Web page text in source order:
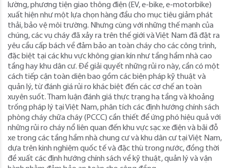
lường, phương tiện giao thông điện (EV, e-bike, e-motorbike)
xuất hiện như một lựa chọn hàng đầu cho mục tiêu giảm phát
thải, bảo vệ môi trường. Nhưng cùng với những thế mạnh của
chúng, các vụ cháy đã xảy ra trên thế giới và Việt Nam đã đặt ra
yêu cầu cấp bách về đảm bảo an toàn cháy cho các công trình,
đặc biệt tại các khu vực không gian kín như tầng hầm nhà cao
tầng hay khu dân cư. Để giải quyết những rủi ro này, cần có một
cách tiếp cận toàn diện bao gồm các biện pháp kỹ thuật và
quản lý, từ đánh giá rủi ro khác biệt đến các cơ chế an toàn
xuyên suốt. Tham luận đánh giá thực trạng hạ tầng và khoảng
trống pháp lý tại Việt Nam, phân tích các định hướng chính sách
phòng cháy chữa cháy (PCCC) cần thiết để ứng phó hiệu quả với
những rủi ro cháy nổ liên quan đến khu vực sạc xe điện và bãi đỗ
xe trong các tầng hầm nhà chung cư và khu dân cư tại Việt Nam,
dựa trên kinh nghiệm quốc tế và đặc thù trong nước, đồng thời
đề xuất các định hướng chính sách về kỹ thuật, quản lý và vận